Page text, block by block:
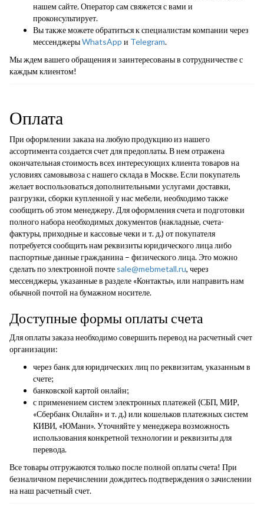
нашем сайте. Оператор сам свяжется с вами и
проконсультирует.
Вы также можете обратиться к специалистам компании через
мессенджерыWhatsApp и Telegram.
Мы ждем вашего обращения и заинтересованы в сотрудничестве с
каждым клиентом!
Оплата
При оформлении заказа на любую продукцию из нашего
ассортимента создается счет для предоплаты. В нем отражена
окончательная стоимость всех интересующих клиента товаров на
условиях самовывоза с нашего склада в Москве. Если покупатель
желает воспользоваться дополнительными услугами доставки,
разгрузки, сборки купленной у нас мебели, необходимо также
сообщить об этом менеджеру. Для оформления счета и подготовки
полного набора необходимых документов (накладные, счета-
фактуры, приходные и кассовые чеки и т. д.) от покупателя
потребуется сообщить нам реквизиты юридического лица либо
паспортные данные гражданина – физического лица. Это можно
сделать по электронной почте sale@mebmetall.ru, через
мессенджеры, указанные в разделе «Контакты», или направить нам
обычной почтой на бумажном носителе.
Доступные формы оплаты счета
Для оплаты заказа необходимо совершить перевод на расчетный счет
организации:
через банк для юридических лиц по реквизитам, указанным в
счете;
банковской картой онлайн;
с применением систем электронных платежей (СБП, МИР,
«Сбербанк Онлайн» и т. д.) или кошельков платежных систем
КИВИ, «ЮМани». Уточняйте у менеджера возможность
использования конкретной технологии и реквизиты для
перевода.
Все товары отгружаются только после полной оплаты счета! При
безналичном перечислении дождитесь подтверждения о зачислении
на наш расчетный счет.